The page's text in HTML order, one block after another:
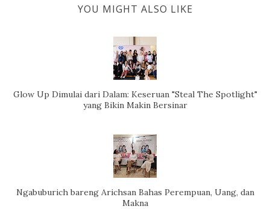
YOU MIGHT ALSO LIKE
Glow Up Dimulai dari Dalam: Keseruan "Steal The Spotlight"
yang Bikin Makin Bersinar
Ngabuburich bareng Arichsan Bahas Perempuan, Uang, dan
Makna